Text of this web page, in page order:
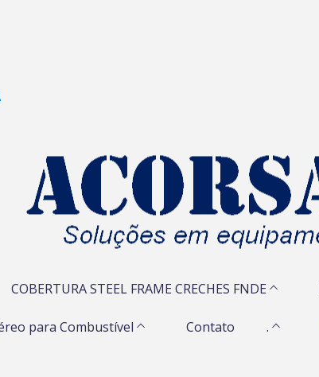
COBERTURA STEEL FRAME CRECHES FNDE
para Combustível Contato .